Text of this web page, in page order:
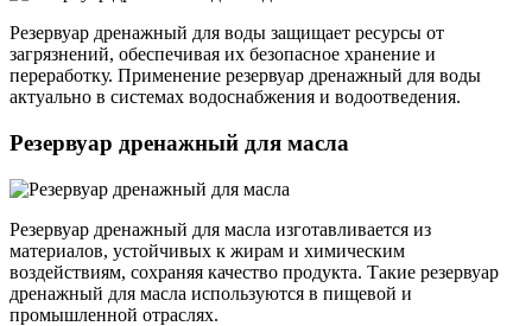
Резервуар дренажный для воды защищает ресурсы от
загрязнений, обеспечивая их безопасное хранение и
переработку. Применение резервуар дренажный для воды
актуально в системах водоснабжения и водоотведения.
Резервуар дренажный для масла
Резервуар дренажный для масла изготавливается из
материалов, устойчивых к жирам и химическим
воздействиям, сохраняя качество продукта. Такие резервуар
дренажный для масла используются в пищевой и
промышленной отраслях.